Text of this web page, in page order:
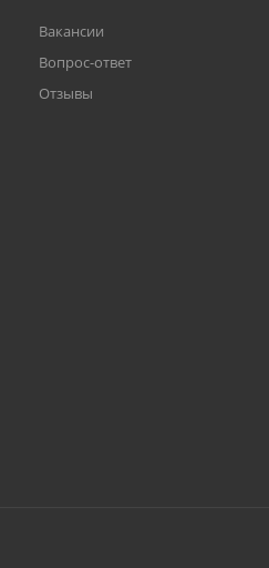
Вакансии
Вопрос-ответ
Отзывы